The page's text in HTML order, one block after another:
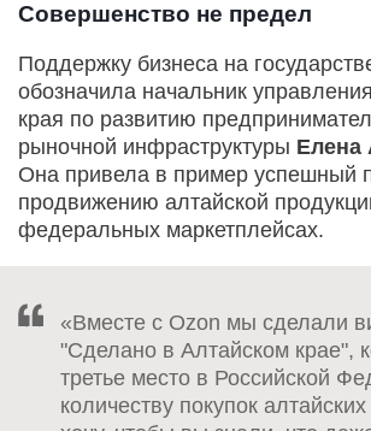
Совершенство не предел
Поддержку бизнеса на
обозначила начальник
края по развитию
рыночной инфраструктуры Елена
Она привела в пример успешный
продвижению алтайской
федеральных маркетплейсах.
«Вместе с Ozon мы сделали
"Сделано в Алтайском крае",
третье место в Российской
количеству покупок